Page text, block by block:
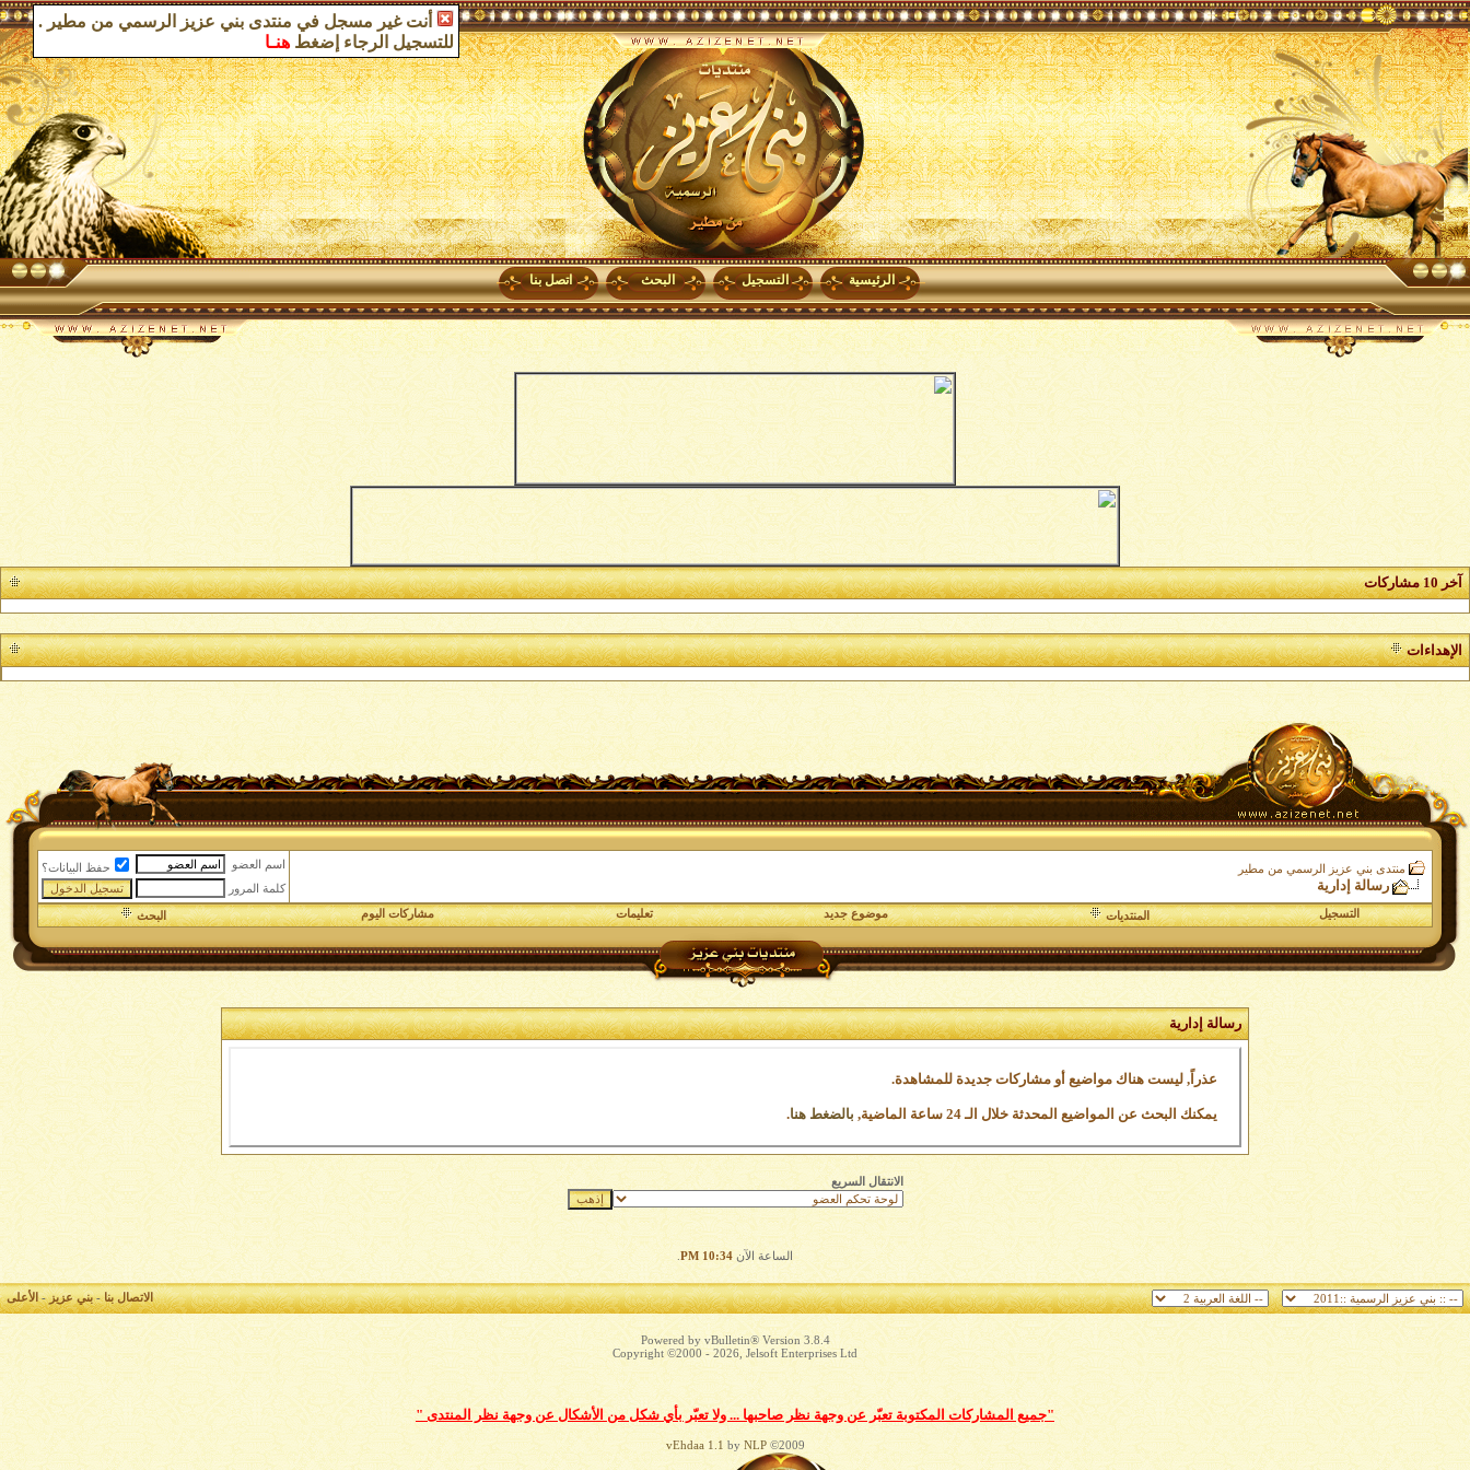
أنت غير مسجل في منتدى بني عزيز الرسمي من مطير .
للتسجيل الرجاء إضغط هنـا
الرئيسية التسجيل البحث اتصل بنا
آخر 10 مشاركات
الإهداءات
منتدى بني عزيز الرسمي من مطير
رسالة إدارية
اسم العضو
حفظ البيانات؟
كلمة المرور
التسجيل
المنتديات موضوع جديد تعليمات مشاركات اليوم البحث
رسالة إدارية
عذراً, ليست هناك مواضيع أو مشاركات جديدة للمشاهدة.
يمكنك البحث عن المواضيع المحدثة خلال الـ 24 ساعة الماضية, بالضغط هنا.
الانتقال السريع
الساعة الآن 10:34 PM
الاتصال بنا-بني عزيز-الأعلى
Powered by vBulletin® Version 3.8.4
Copyright ©2000 - 2026, Jelsoft Enterprises Ltd
"جميع المشاركات المكتوبة تعبّر عن وجهة نظر صاحبها ... ولا تعبّر بأي شكل من الأشكال عن وجهة نظر المنتدى "
vEhdaa 1.1 byNLP©2009